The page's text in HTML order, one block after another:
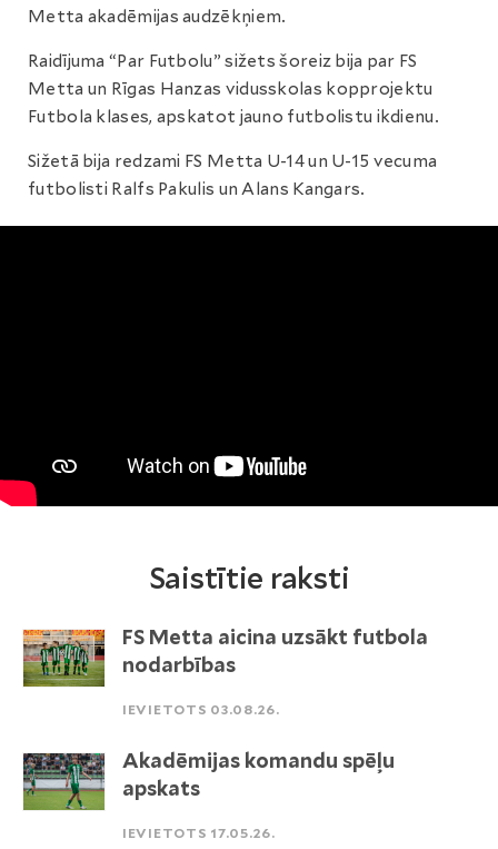
Metta akadēmijas audzēkņiem.
Raidījuma “Par Futbolu” sižets šoreiz bija par FS
Metta un Rīgas Hanzas vidusskolas kopprojektu
Futbola klases, apskatot jauno futbolistu ikdienu.
Sižetā bija redzami FS Metta U-14 un U-15 vecuma
futbolisti Ralfs Pakulis un Alans Kangars.
Saistītie raksti
FS Metta aicina uzsākt futbola
nodarbības
IEVIETOTS 03.08.26.
Akadēmijas komandu spēļu
apskats
IEVIETOTS 17.05.26.